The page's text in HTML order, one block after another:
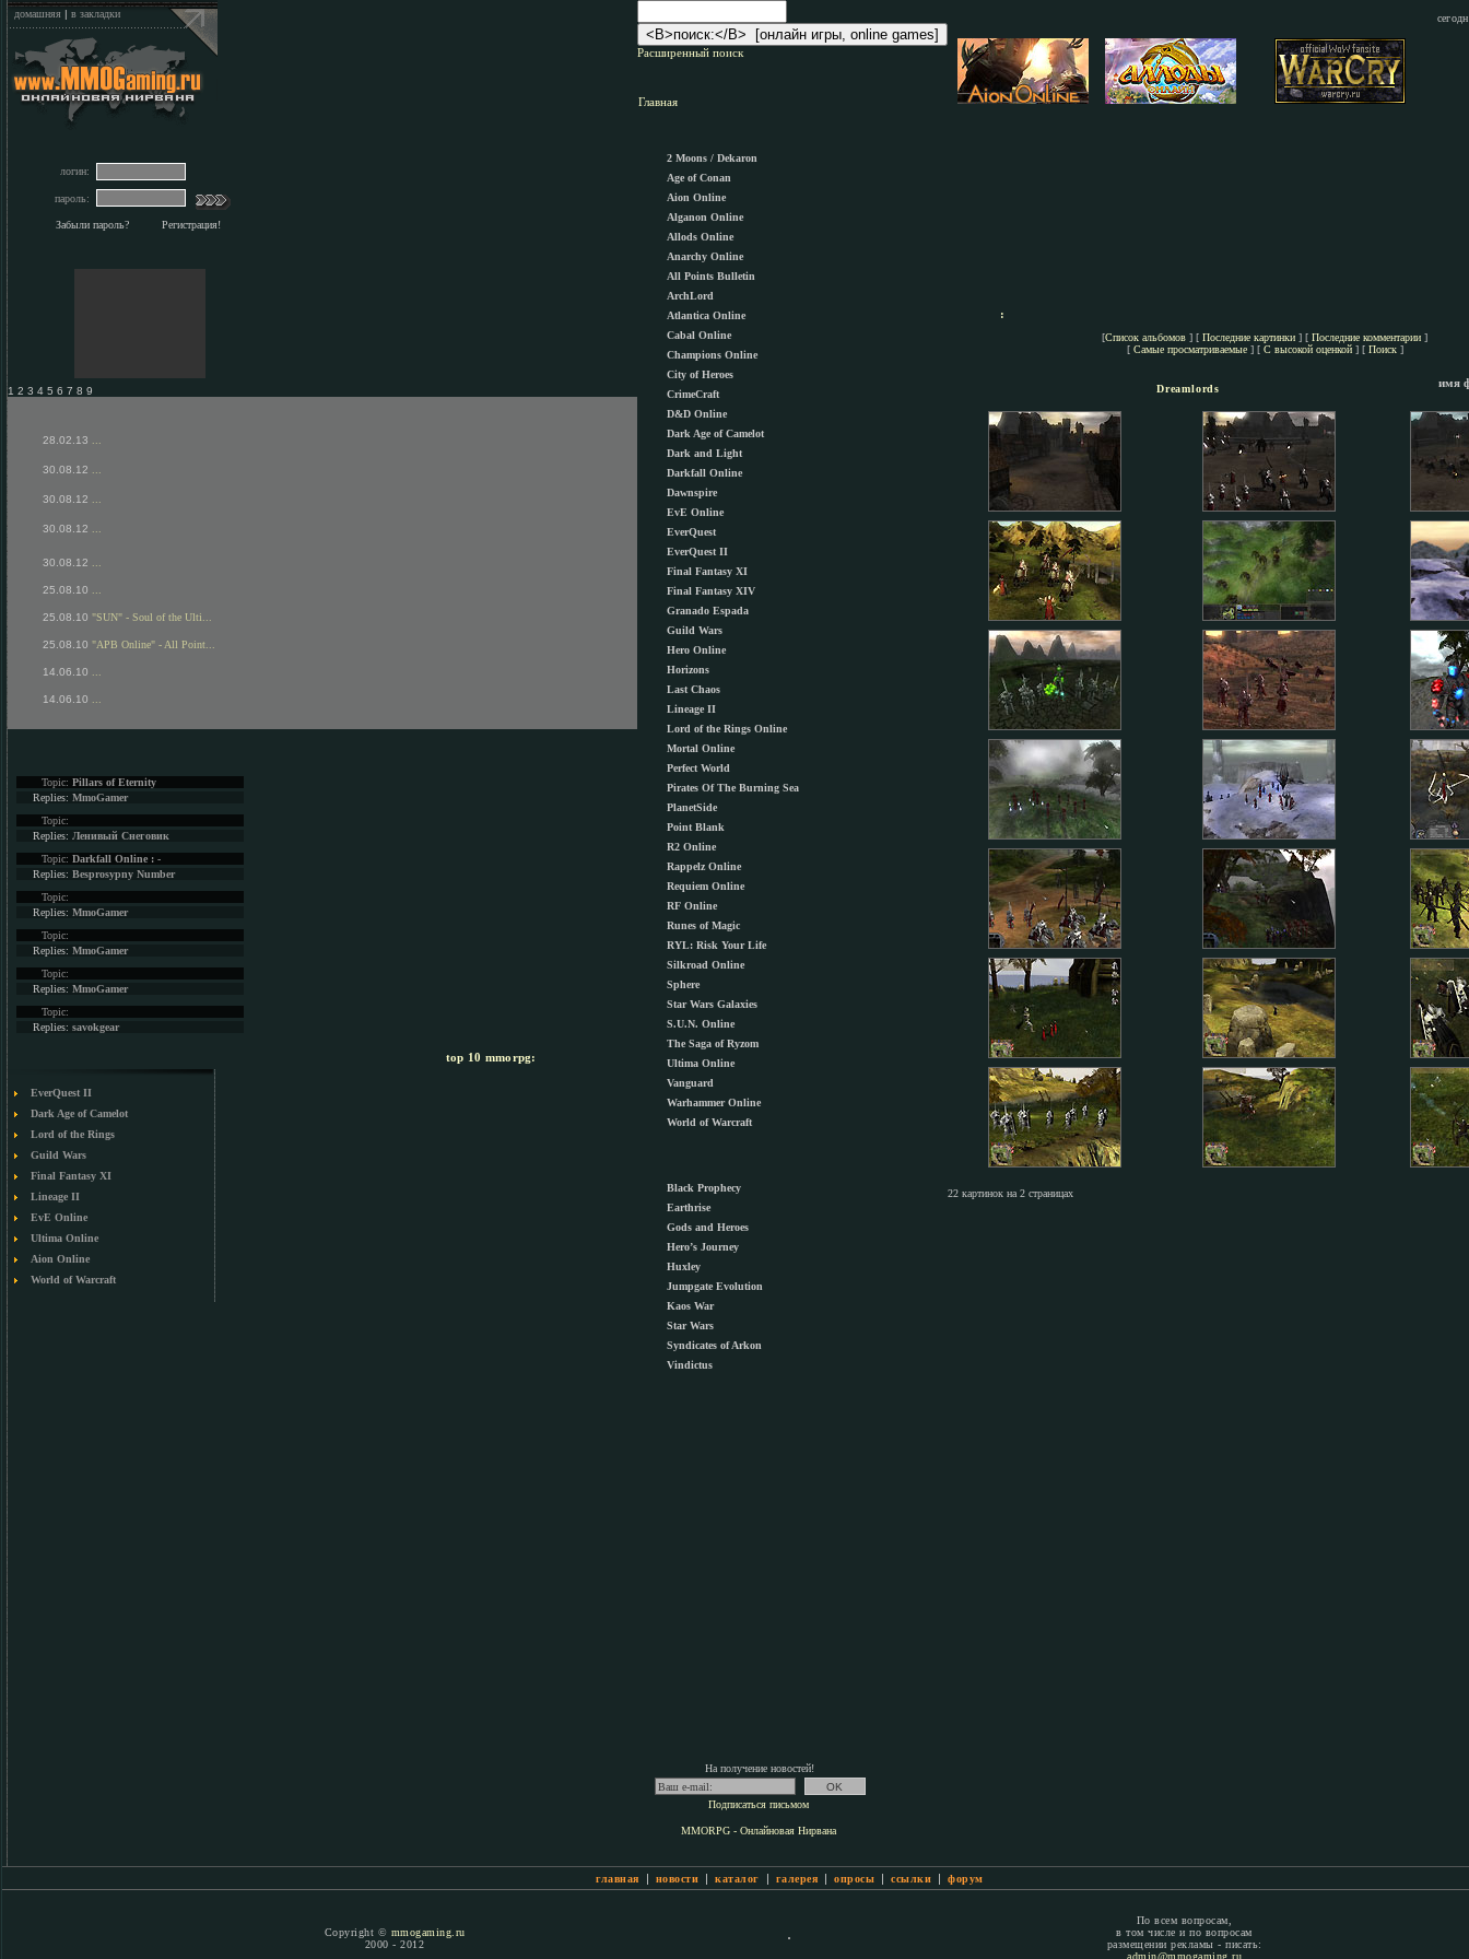
домашняя | в закладки
логин:
пароль:
Забыли пароль? Регистрация!
1 2 3 4 5 6 7 8 9
28.02.13
30.08.12
30.08.12
30.08.12
30.08.12
25.08.10
25.08.10 "SUN" - Soul of the Ulti...
25.08.10 "APB Online" - All Point...
14.06.10
14.06.10
Topic: Pillars of Eternity
Replies: MmoGamer
Topic:
Replies: Ленивый Снеговик
Topic: Darkfall Online : -
Replies: Besprosypny Number
Topic:
Replies: MmoGamer
Topic:
Replies: MmoGamer
Topic:
Replies: MmoGamer
Topic:
Replies: savokgear
top 10 mmorpg:
EverQuest II
Dark Age of Camelot
Lord of the Rings
Guild Wars
Final Fantasy XI
Lineage II
EvE Online
Ultima Online
Aion Online
World of Warcraft
Расширенный поиск
Главная
2 Moons / Dekaron
Age of Conan
Aion Online
Alganon Оnline
Allods Online
Anarchy Online
All Points Bulletin
ArchLord
Atlantica Online
Cabal Online
Champions Online
City of Heroes
CrimeCraft
D&D Online
Dark Age of Camelot
Dark and Light
Darkfall Online
Dawnspire
EvE Online
EverQuest
EverQuest II
Final Fantasy XI
Final Fantasy XIV
Granado Espada
Guild Wars
Hero Online
Horizons
Last Chaos
Lineage II
Lord of the Rings Online
Mortal Online
Perfect World
Pirates Of The Burning Sea
PlanetSide
Point Blank
R2 Online
Rappelz Online
Requiem Online
RF Online
Runes of Magic
RYL: Risk Your Life
Silkroad Online
Sphere
Star Wars Galaxies
S.U.N. Online
The Saga of Ryzom
Ultima Online
Vanguard
Warhammer Online
World of Warcraft
Black Prophecy
Earthrise
Gods and Heroes
Hero’s Journey
Huxley
Jumpgate Evolution
Kaos War
Star Wars
Syndicates of Arkon
Vindictus
На получение новостей!
Подписаться письмом
MMORPG - Онлайновая Нирвана
:
[Список альбомов ] [ Последние картинки ] [ Последние комментарии ]
[ Самые просматриваемые] [ С высокой оценкой] [ Поиск]
Dreamlords имя
22 картинок на 2 страницах
главная | новости | каталог | галерея | опросы | ссылки | форум
Copyright © mmogaming.ru
2000 - 2012
По всем вопросам,
в том числе и по вопросам
размещении рекламы - писать:
admin@mmogaming.ru